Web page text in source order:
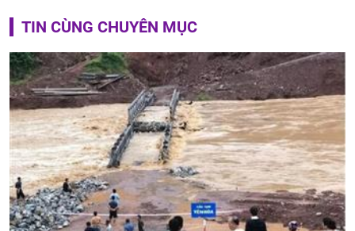
TIN CÙNG CHUYÊN MỤC